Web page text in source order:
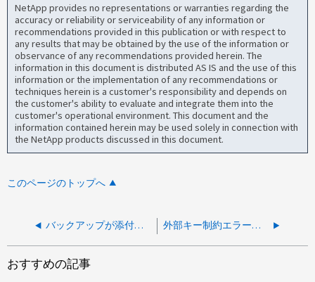
NetApp provides no representations or warranties regarding the
accuracy or reliability or serviceability of any information or
recommendations provided in this publication or with respect to
any results that may be obtained by the use of the information or
observance of any recommendations provided herein. The
information in this document is distributed AS IS and the use of this
information or the implementation of any recommendations or
techniques herein is a customer's responsibility and depends on
the customer's ability to evaluate and integrate them into the
customer's operational environment. This document and the
information contained herein may be used solely in connection with
the NetApp products discussed in this document.
このページのトップへ
バックアップが添付されている場合、 SC ポリシーを削除できません 外部キー制約エラーのため、リソースグループを削除できません
おすすめの記事